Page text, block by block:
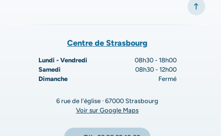
Centre de Strasbourg
Lundi - Vendredi
08h30 - 18h00
Samedi
08h30 - 12h00
Dimanche
Fermé
6 rue de l'église · 67000 Strasbourg
Voir sur Google Maps